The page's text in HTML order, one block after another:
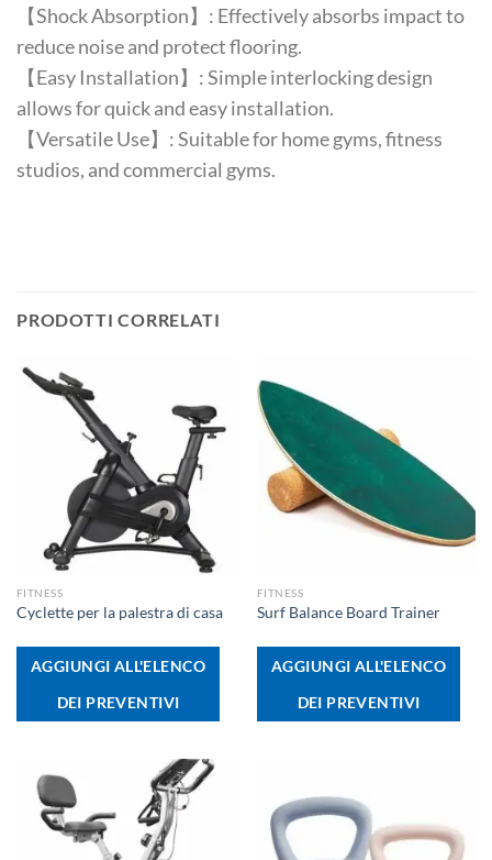
【Shock Absorption】: Effectively absorbs impact to
reduce noise and protect flooring.
【Easy Installation】: Simple interlocking design
allows for quick and easy installation.
【Versatile Use】: Suitable for home gyms, fitness
studios, and commercial gyms.
PRODOTTI CORRELATI
FITNESS
Cyclette per la palestra di casa
AGGIUNGI ALL'ELENCO
DEI PREVENTIVI
FITNESS
Surf Balance Board Trainer
AGGIUNGI ALL'ELENCO
DEI PREVENTIVI